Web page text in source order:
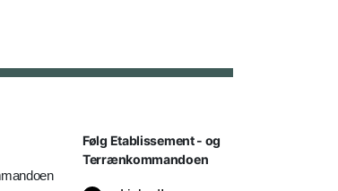
Følg Etablissement - og
Terrænkommandoen